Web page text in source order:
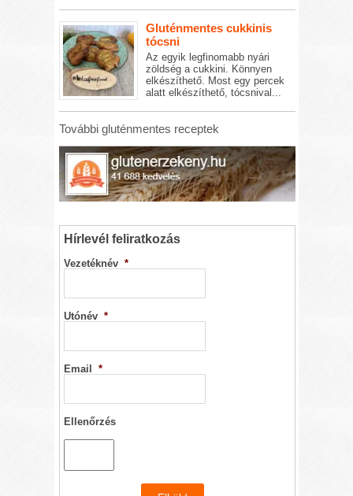
Gluténmentes cukkinis
tócsni
Az egyik legfinomabb nyári
zöldség a cukkini. Könnyen
elkészíthető. Most egy percek
alatt elkészíthető, tócsnival...
További gluténmentes receptek
Hírlevél feliratkozás
Vezetéknév *
Utónév *
Email *
Ellenőrzés